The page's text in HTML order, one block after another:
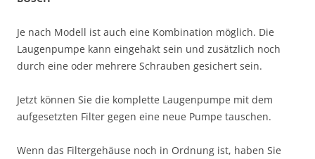
Je nach Modell ist auch eine Kombination möglich. Die
Laugenpumpe kann eingehakt sein und zusätzlich noch
durch eine oder mehrere Schrauben gesichert sein.
Jetzt können Sie die komplette Laugenpumpe mit dem
aufgesetzten Filter gegen eine neue Pumpe tauschen.
Wenn das Filtergehäuse noch in Ordnung ist, haben Sie